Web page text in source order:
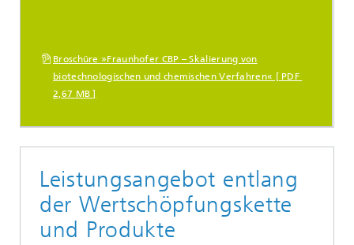
Broschüre »Fraunhofer CBP – Skalierung von
biotechnologischen und chemischen Verfahren« [ PDF
2,67 MB ]
Leistungsangebot entlang
der Wertschöpfungskette
und Produkte